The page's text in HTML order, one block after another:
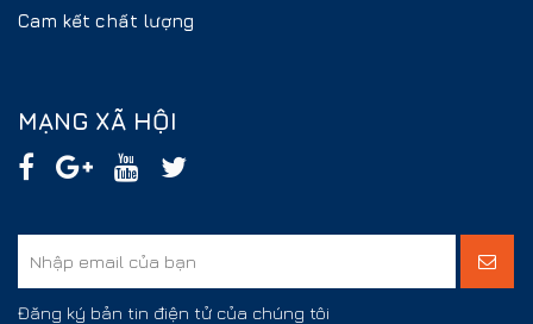
Cam kết chất lượng
MẠNG XÃ HỘI
Đăng ký bản tin điện tử của chúng tôi